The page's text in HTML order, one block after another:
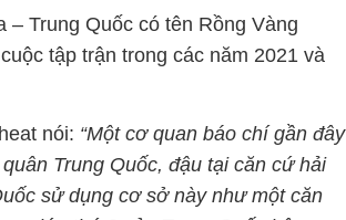
– Trung Quốc có tên Rồng Vàng
tập trận trong các năm 2021 và
nói: “Một cơ quan báo chí gần đây
Trung Quốc, đậu tại căn cứ hải
sử dụng cơ sở này như một căn